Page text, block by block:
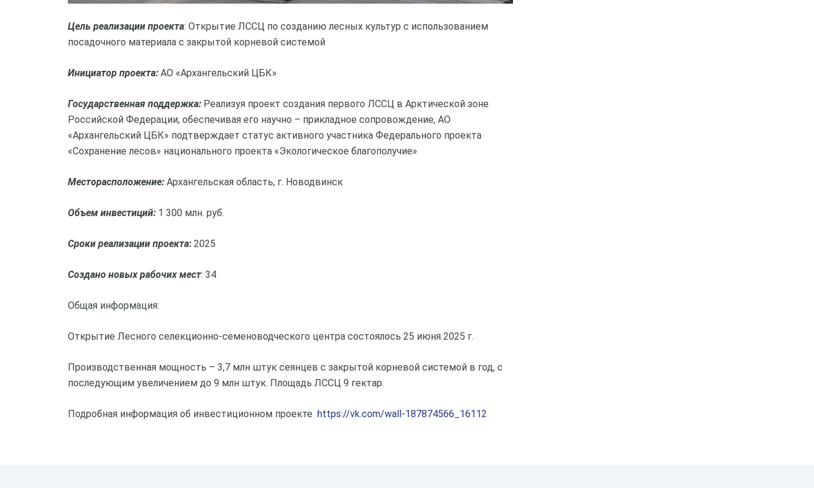
Цель реализации проекта: Открытие ЛССЦ по созданию лесных культур с использованием
посадочного материала с закрытой корневой системой
Инициатор проекта: АО «Архангельский ЦБК»
Государственная поддержка: Реализуя проект создания первого ЛССЦ в Арктической зоне
Российской Федерации, обеспечивая его научно – прикладное сопровождение, АО
«Архангельский ЦБК» подтверждает статус активного участника Федерального проекта
«Сохранение лесов» национального проекта «Экологическое благополучие»
Месторасположение: Архангельская область, г. Новодвинск
Объем инвестиций: 1 300 млн. руб.
Сроки реализации проекта: 2025
Создано новых рабочих мест: 34
Общая информация:
Открытие Лесного селекционно-семеноводческого центра состоялось 25 июня 2025 г.
Производственная мощность – 3,7 млн штук сеянцев с закрытой корневой системой в год, с
последующим увеличением до 9 млн штук. Площадь ЛССЦ 9 гектар.
Подробная информация об инвестиционном проекте https://vk.com/wall-187874566_16112